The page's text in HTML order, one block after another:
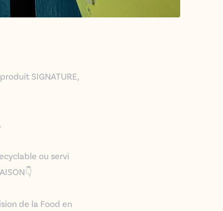
SIGNATURE,
ou servi
de la Food en